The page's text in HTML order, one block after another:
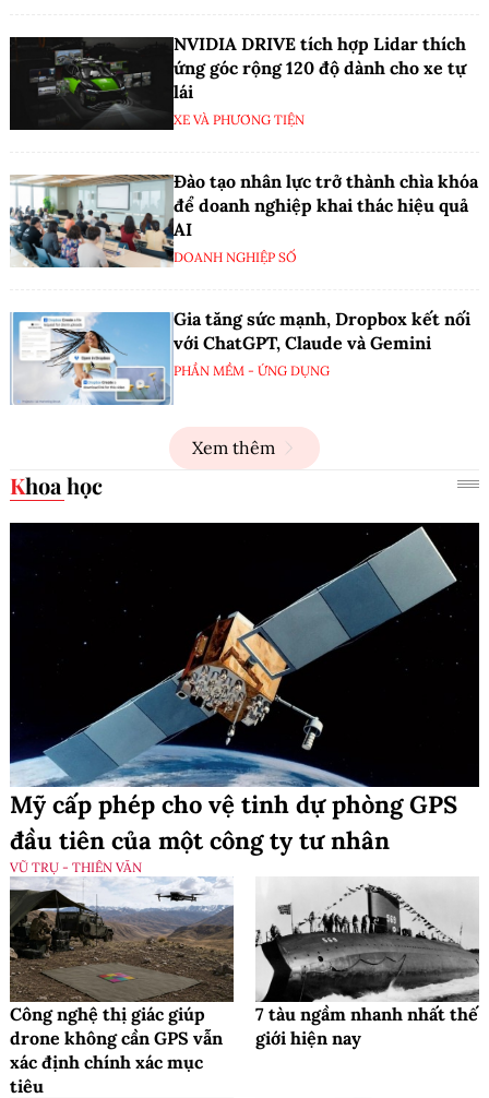
NVIDIA DRIVE tích hợp Lidar thích
ứng góc rộng 120 độ dành cho xe tự
lái
XE VÀ PHƯƠNG TIỆN
Đào tạo nhân lực trở thành chìa khóa
để doanh nghiệp khai thác hiệu quả
AI
DOANH NGHIỆP SỐ
Gia tăng sức mạnh, Dropbox kết nối
với ChatGPT, Claude và Gemini
PHẦN MỀM - ỨNG DỤNG
Xem thêm
Khoa học
Mỹ cấp phép cho vệ tinh dự phòng GPS
đầu tiên của một công ty tư nhân
VŨ TRỤ - THIÊN VĂN
Công nghệ thị giác giúp
drone không cần GPS vẫn
xác định chính xác mục
tiêu
7 tàu ngầm nhanh nhất thế
giới hiện nay